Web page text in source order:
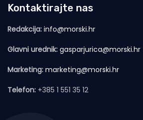
Kontaktirajte nas
Redakcija: info@morski.hr
Glavni urednik: gasparjurica@morski.hr
Marketing: marketing@morski.hr
Telefon: +385 1 551 35 12